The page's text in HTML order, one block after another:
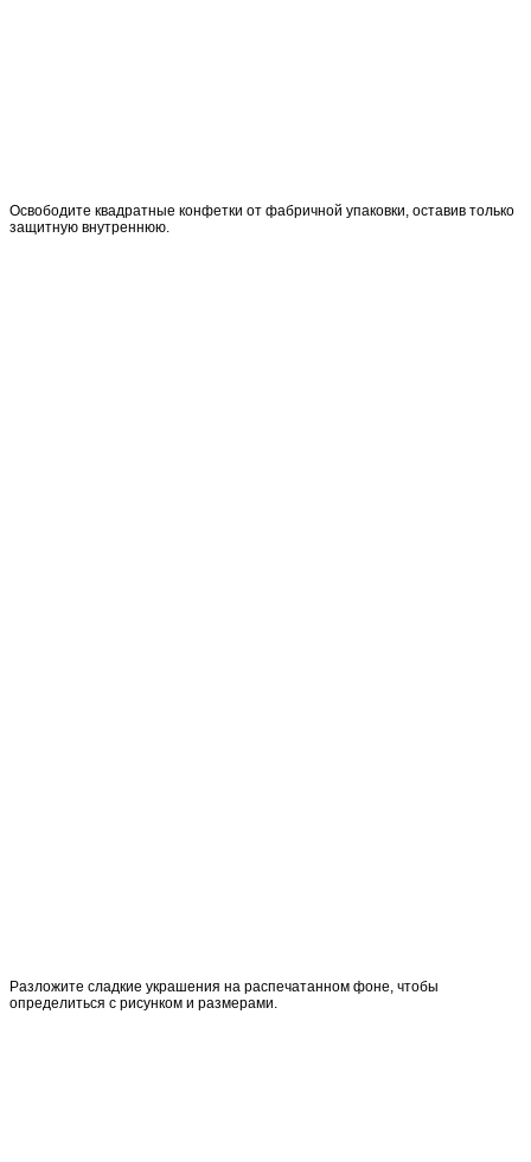
Освободите квадратные конфетки от фабричной упаковки, оставив только
защитную внутреннюю.
Разложите сладкие украшения на распечатанном фоне, чтобы
определиться с рисунком и размерами.